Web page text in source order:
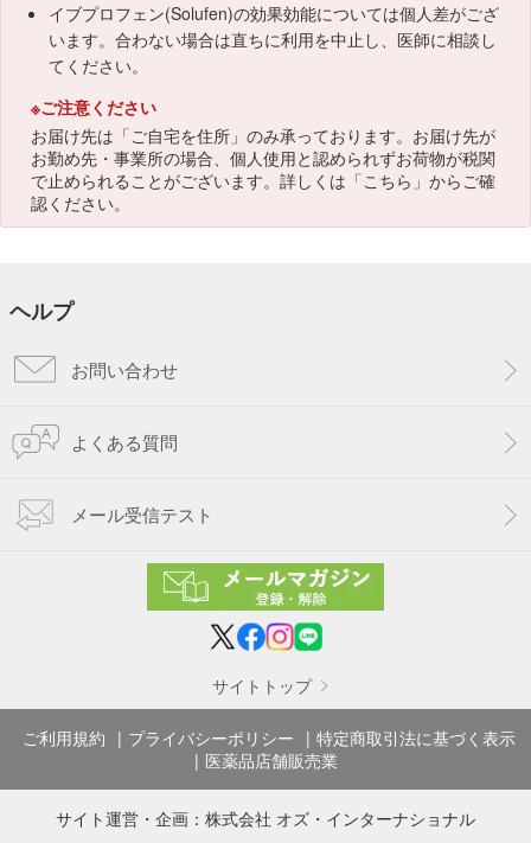
イブプロフェン(Solufen)の効果効能については個人差がござ
います。合わない場合は直ちに利用を中止し、医師に相談し
てください。
※ご注意ください
お届け先は「ご自宅を住所」のみ承っております。お届け先が
お勤め先・事業所の場合、個人使用と認められずお荷物が税関
で止められることがございます。詳しくは「こちら 」からご確
認ください。
ヘルプ
お問い合わせ
よくある質問
メール受信テスト
サイトトップ
ご利用規約 プライバシーポリシー
特定商取引法に基づく表示
医薬品店舗販売業
サイト運営・企画： 株式会社 オズ・インターナショナル